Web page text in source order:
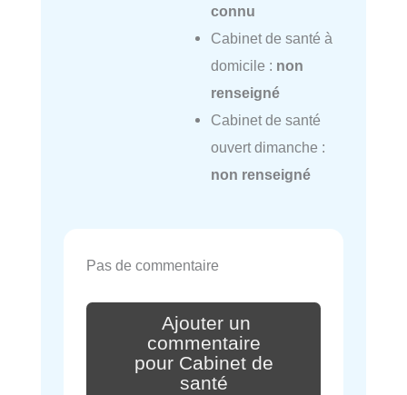
connu
Cabinet de santé à
domicile : non
renseigné
Cabinet de santé
ouvert dimanche :
non renseigné
Pas de commentaire
Ajouter un
commentaire
pour Cabinet de
santé